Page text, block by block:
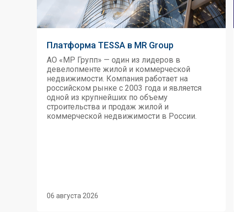
Платформа TESSA в MR Group
АО «МР Групп» — один из лидеров в
девелопменте жилой и коммерческой
недвижимости. Компания работает на
российском рынке с 2003 года и является
одной из крупнейших по объему
строительства и продаж жилой и
коммерческой недвижимости в России.
06 августа 2026